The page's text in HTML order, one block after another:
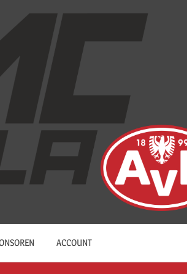
ACCOUNT